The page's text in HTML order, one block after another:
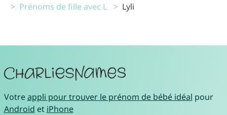
Prénoms de fille avec L
Lyli
Votreappli pour trouver le prénom de bébé idéal pour
Android et iPhone